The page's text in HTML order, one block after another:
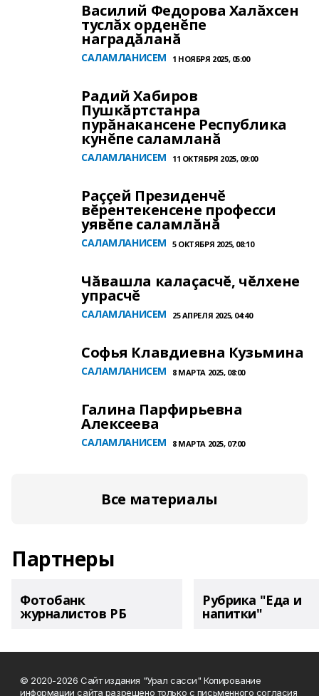
Василий Федорова Халăхсен
туслăх орденĕпе
наградăланă
САЛАМЛАНИСЕМ 1 НОЯБРЯ 2025, 05:00
Радий Хабиров
Пушкăртстанра
пурăнакансене Республика
кунĕпе саламланă
САЛАМЛАНИСЕМ 11 ОКТЯБРЯ 2025, 09:00
Раççей Президенчĕ
вĕрентекенсене професси
уявĕпе саламлăнă
САЛАМЛАНИСЕМ 5 ОКТЯБРЯ 2025, 08:10
Чăвашла калаçасчĕ, чĕлхене
упрасчĕ
САЛАМЛАНИСЕМ 25 АПРЕЛЯ 2025, 04:40
Софья Клавдиевна Кузьмина
САЛАМЛАНИСЕМ 8 МАРТА 2025, 08:00
Галина Парфирьевна
Алексеева
САЛАМЛАНИСЕМ 8 МАРТА 2025, 07:00
Все материалы
Партнеры
Фотобанк
журналистов РБ
Рубрика "Еда и
напитки"
© 2020-2026 Сайт издания "Урал сасси" Копирование
информации сайта разрешено только с письменного согласия